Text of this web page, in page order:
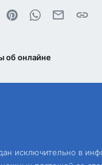
Reddit PinterestWhatsApp
об онлайне
исключительно в